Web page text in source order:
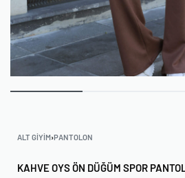
ALT GIYIM›PANTOLON
KAHVE OYS ÖN DÜĞÜM SPOR